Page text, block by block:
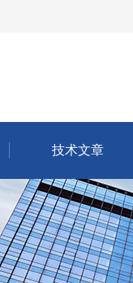
技术文章